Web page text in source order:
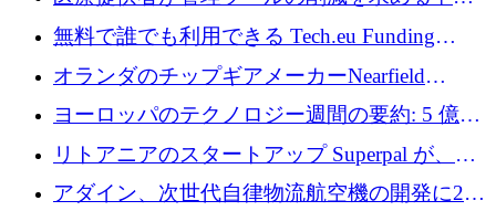
a16z が Prosper AI を 3,000 万ドルで支援
無料で誰でも利用できる Tech.eu Funding
Explorer のご紹介
オランダのチップギアメーカーNearfield
Instrumentsが3億8,000万ドルを調達
ヨーロッパのテクノロジー週間の要約: 5 億
8,500 万ユーロを超える 60 以上のテクノロジ
ー資金調達取引
リトアニアのスタートアップ Superpal が、
Slack 内に構築された AI コワーカー プラット
アダイン、次世代自律物流航空機の開発に250